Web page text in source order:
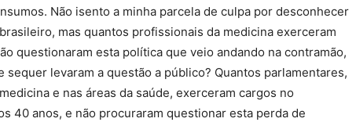
Não isento a minha parcela de culpa por desconhecer
mas quantos profissionais da medicina exerceram
questionaram esta política que veio andando na contramão,
levaram a questão a público? Quantos parlamentares,
e nas áreas da saúde, exerceram cargos no
40 anos, e não procuraram questionar esta perda de